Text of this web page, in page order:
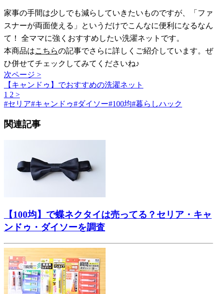
家事の手間は少しでも減らしていきたいものですが、「ファ
スナーが両面使える」というだけでこんなに便利になるなん
て！ 全ママに強くおすすめしたい洗濯ネットです。
本商品はこちらの記事でさらに詳しくご紹介しています。ぜ
ひ併せてチェックしてみてくださいね♪
次ページ >
【キャンドゥ】でおすすめの洗濯ネット
1 2 >
#セリア#キャンドゥ#ダイソー#100均#暮らしハック
関連記事
【100均】で蝶ネクタイは売ってる？セリア・キャ
ンドゥ・ダイソーを調査